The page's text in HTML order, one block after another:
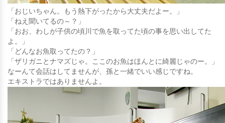
「おじいちゃん。もう熱下がったから大丈夫だよー。」
「ねえ聞いてるの～？」
「おお、わしが子供の頃川で魚を取ってた頃の事を思い出してた
よ。」
「どんなお魚取ってたの？」
「ザリガニとナマズじゃ。ここのお魚はほんとに綺麗じゃのー。」
なーんて会話はしてませんが、孫と一緒でいい感じですね。
エキストラではありませんよ。